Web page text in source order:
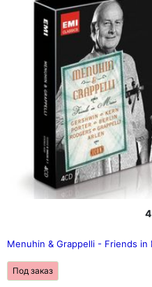
Menuhin & Grappelli - Friends in
Под заказ